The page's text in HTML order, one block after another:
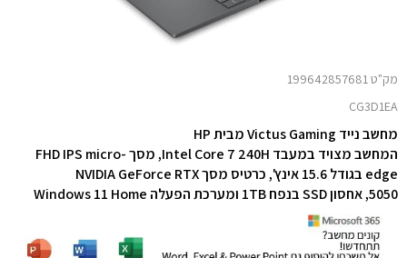
מק"ט 199642857681
CG3D1EA
מחשב נייד Victus Gaming מבית HP
המחשב מצויד במעבד Intel Core 7 240H,
מסך FHD IPS micro-
edge בגודל 15.6 אינץ', כרטיס מסך NVIDIA GeForce RTX
5050, אחסון SSD בנפח 1TB ומערכת הפעלה Windows 11 Home